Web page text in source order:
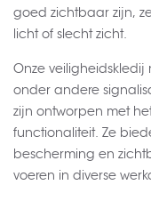
goed zichtbaar zijn,
licht of slecht zicht.
Onze
onder andere
zijn ontworpen met
functionaliteit. Ze
bescherming en
voeren in diverse